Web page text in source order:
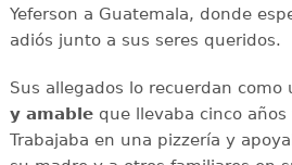
Yeferson a Guatemala, donde
adiós junto a sus seres queridos.
Sus allegados lo recuerdan como
y amableque llevaba cinco años
Trabajaba en una pizzería y